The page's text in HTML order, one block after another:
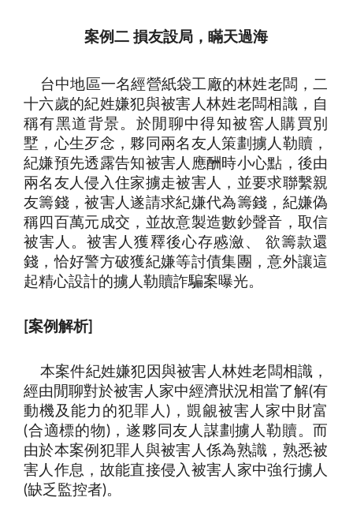
案例二 損友設局，瞞天過海
台中地區一名經營紙袋工廠的林姓老闆，二
十六歲的紀姓嫌犯與被害人林姓老闆相識，自
稱有黑道背景。於閒聊中得知被窖人購買別
墅，心生歹念，夥同兩名友人策劃擄人勒贖，
紀嫌預先透露告知被害人應酬時小心點，後由
兩名友人侵入住家擄走被害人，並要求聯繫親
友籌錢，被害人遂請求紀嫌代為籌錢，紀嫌偽
稱四百萬元成交，並故意製造數鈔聲音，取信
被害人。被害人獲釋後心存慼瀲、 欲籌款還
錢，恰好警方破獲紀嫌等討債集團，意外讓這
起精心設計的擄人勒贖詐騙案曝光。
案例解析]
本案件紀姓嫌犯因與被害人林姓老闆相識，
經由閒聊對於被害人家中經濟狀況相當了解(有
動機及能力的犯罪人 )，覬覦被害人家中財富
(合適標的物)，遂夥同友人謀劃擄人勒贖。而
由於本案例犯罪人與被害人係為熟識，熟悉被
害人作息，故能直接侵入被害人家中強行擄人
(缺乏監控者)。